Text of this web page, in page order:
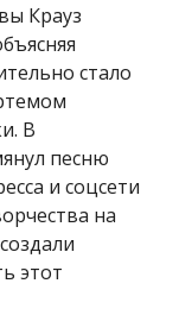
Крауз
стало
В
песню
и соцсети
на
этот